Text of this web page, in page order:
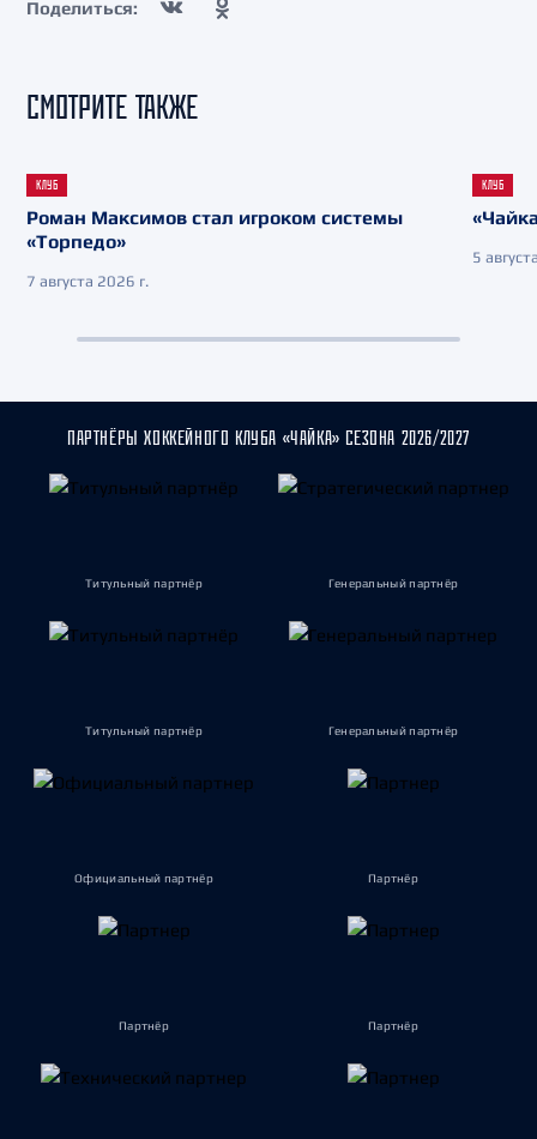
Поделиться:
СМОТРИТЕ ТАКЖЕ
КЛУБ
Роман Максимов стал игроком системы
«Торпедо»
7 августа 2026 г.
КЛУБ
5
ПАРТНЁРЫ ХОККЕЙНОГО КЛУБА «ЧАЙКА» СЕЗОНА 2026/2027
Титульный партнёр Генеральный партнёр
Титульный партнёр Генеральный партнёр
Официальный партнёр Партнёр
Партнёр Партнёр